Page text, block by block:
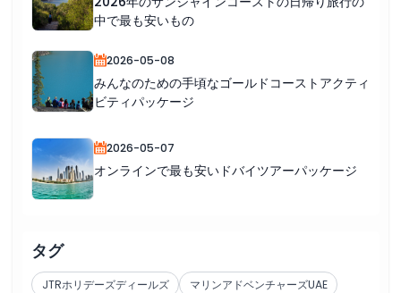
中で最も安いもの
2026-05-08
みんなのための手頃なゴールドコーストアクティ
ビティパッケージ
2026-05-07
オンラインで最も安いドバイツアーパッケージ
タグ
JTRホリデーズディールズ
マリンアドベンチャーズUAE